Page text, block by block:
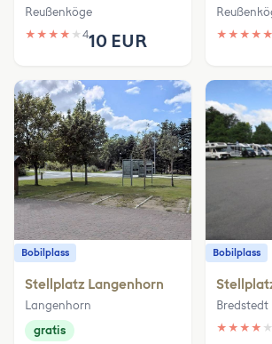
Reußenköge
★ ★ ★ ★ ★ 410 EUR ★ ★ ★ ★ ★
Bobilplass
Stellplatz Langenhorn
Langenhorn
gratis
Bobilplass
Bredstedt
★ ★ ★ ★ ★